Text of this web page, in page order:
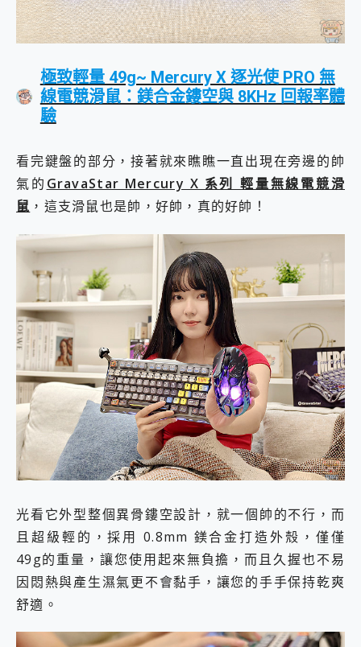
極致輕量 49g~ Mercury X 逐光使 PRO 無
線電競滑鼠：鎂合金鏤空與 8KHz 回報率體
驗
看完鍵盤的部分，接著就來瞧瞧一直出現在旁邊的帥
氣的 GravaStar Mercury X 系列 輕量無線電競滑
鼠 ，這支滑鼠也是帥，好帥，真的好帥！
光看它外型整個異骨鏤空設計，就一個帥的不行，而
且超級輕的，採用 0.8mm 鎂合金打造外殼，僅僅
49g的重量，讓您使用起來無負擔，而且久握也不易
因悶熱與產生濕氣更不會黏手，讓您的手手保持乾爽
舒適。